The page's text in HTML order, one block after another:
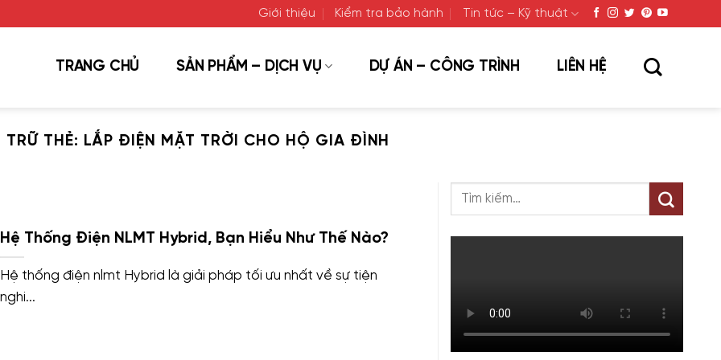
Giới thiệu Kiểm tra bảo hành Tin tức – Kỹ thuật
TRANG CHỦ SẢN PHẨM – DỊCH VỤ DỰ ÁN – CÔNG TRÌNH LIÊN HỆ
TRỮ THẺ: LẮP ĐIỆN MẶT TRỜI CHO HỘ GIA ĐÌNH
Hệ Thống Điện NLMT Hybrid, Bạn Hiểu Như Thế Nào?
Hệ thống điện nlmt Hybrid là giải pháp tối ưu nhất về sự tiện
nghi...